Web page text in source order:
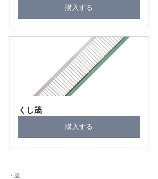
購入する
くし筬
購入する
・ 筬